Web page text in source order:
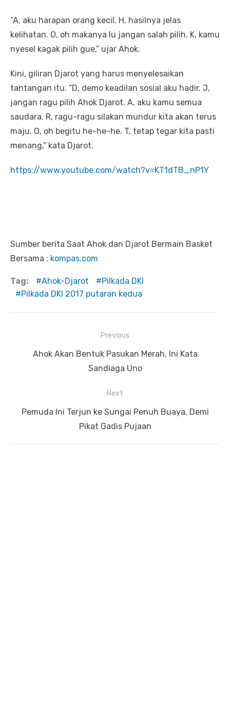
“A, aku harapan orang kecil. H, hasilnya jelas
kelihatan. O, oh makanya lu jangan salah pilih. K, kamu
nyesel kagak pilih gue,” ujar Ahok.
Kini, giliran Djarot yang harus menyelesaikan
tantangan itu. “D, demo keadilan sosial aku hadir. J,
jangan ragu pilih Ahok Djarot. A, aku kamu semua
saudara. R, ragu-ragu silakan mundur kita akan terus
maju. O, oh begitu he-he-he. T, tetap tegar kita pasti
menang,” kata Djarot.
https://www.youtube.com/watch?v=KT1dTB_nP1Y
Sumber berita Saat Ahok dan Djarot Bermain Basket
Bersama : kompas.com
Tag: Ahok-Djarot
Pilkada DKI
Pilkada DKI 2017 putaran kedua
Previous
Previous
Ahok Akan Bentuk Pasukan Merah, Ini Kata
Sandiaga Uno
Next
Next
Pemuda Ini Terjun ke Sungai Penuh Buaya, Demi
Pikat Gadis Pujaan